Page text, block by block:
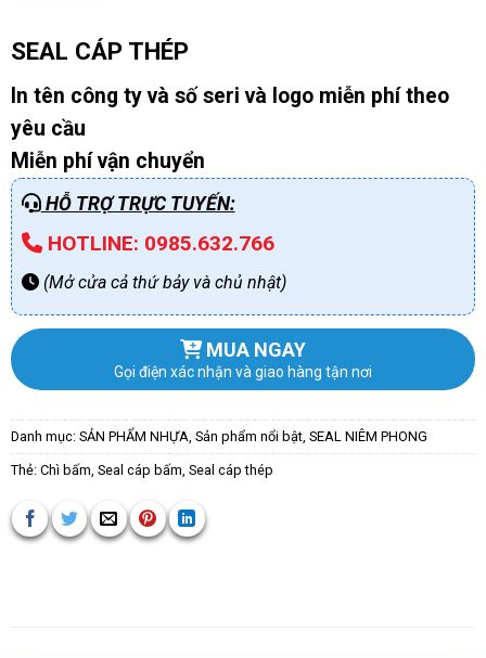
SEAL CÁP THÉP
In tên công ty và số seri và logo miễn phí theo
yêu cầu
Miễn phí vận chuyển
HỖ TRỢ TRỰC TUYẾN:
HOTLINE: 0985.632.766
(Mở cửa cả thứ bảy và chủ nhật)
MUA NGAY
Gọi điện xác nhận và giao hàng tận nơi
Danh mục: SẢN PHẨM NHỰA Sản phẩm nổi bật, SEAL NIÊM PHONG
Thẻ: Chì bấm Seal cáp bấm Seal cáp thép